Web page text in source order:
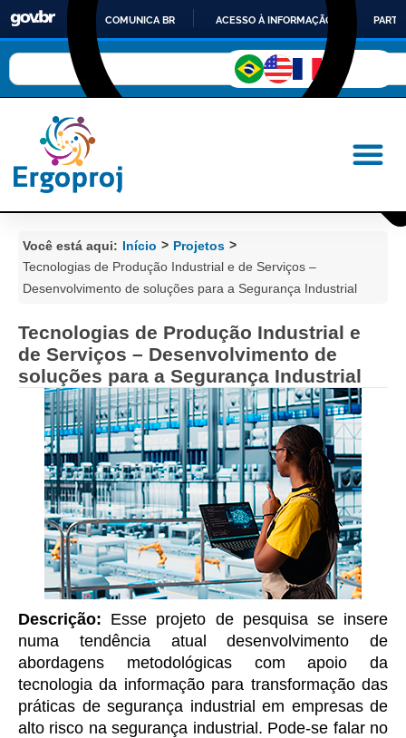
COMUNICA BR ACESSO À INFORMAÇÃO
Você está aqui: Início > Projetos >
Tecnologias de Produção Industrial e de Serviços –
Desenvolvimento de soluções para a Segurança Industrial
Tecnologias de Produção Industrial e
de Serviços – Desenvolvimento de
soluções para a Segurança Industrial
Descrição: Esse projeto de pesquisa se insere
numa tendência atual desenvolvimento de
abordagens metodológicas com apoio da
tecnologia da informação para transformação das
práticas de segurança industrial em empresas de
alto risco na segurança industrial. Pode-se falar no